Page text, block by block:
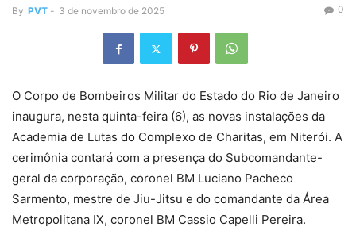
By PVT - 3 de novembro de 2025 0
O Corpo de Bombeiros Militar do Estado do Rio de Janeiro
inaugura, nesta quinta-feira (6), as novas instalações da
Academia de Lutas do Complexo de Charitas, em Niterói. A
cerimônia contará com a presença do Subcomandante-
geral da corporação, coronel BM Luciano Pacheco
Sarmento, mestre de Jiu-Jitsu e do comandante da Área
Metropolitana IX, coronel BM Cassio Capelli Pereira.